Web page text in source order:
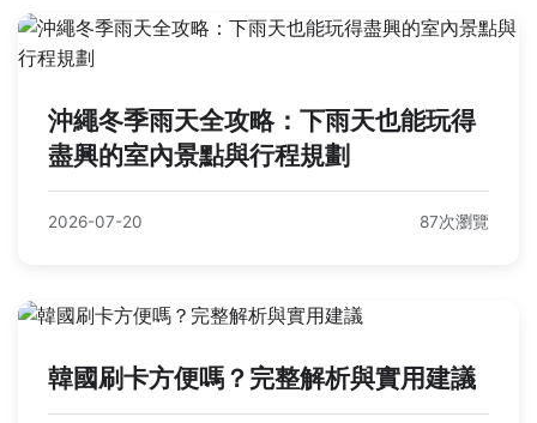
沖繩冬季雨天全攻略：下雨天也能玩得
盡興的室內景點與行程規劃
2026-07-20 87次瀏覽
韓國刷卡方便嗎？完整解析與實用建議